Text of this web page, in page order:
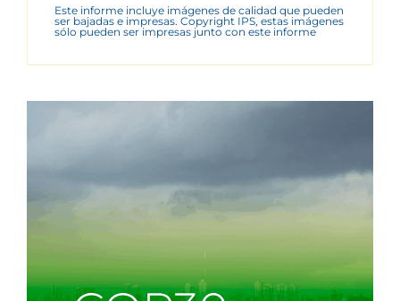
Este informe incluye imágenes de calidad que pueden
ser bajadas e impresas. Copyright IPS, estas imágenes
sólo pueden ser impresas junto con este informe